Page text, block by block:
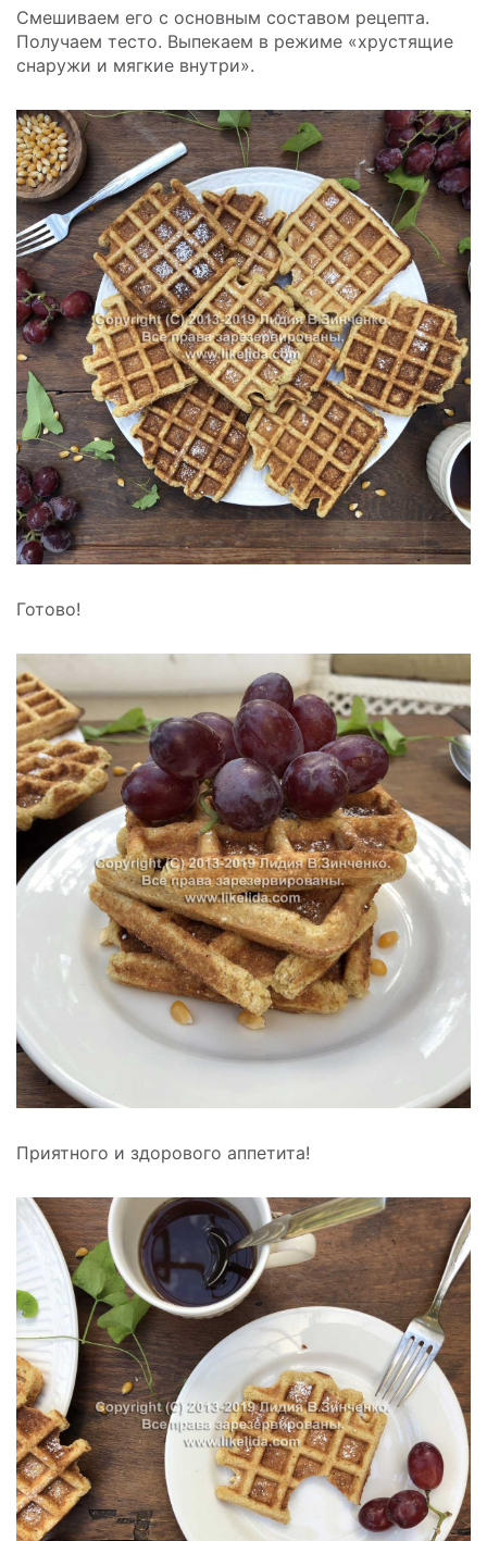
Смешиваем его с основным составом рецепта.
Получаем тесто. Выпекаем в режиме «хрустящие
снаружи и мягкие внутри».
Готово!
Приятного и здорового аппетита!